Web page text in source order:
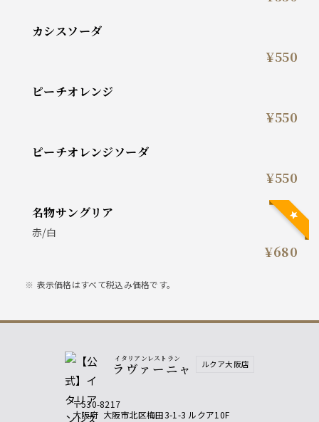
カシスソーダ
¥550
ピーチオレンジ
¥550
ピーチオレンジソーダ
¥550
名物サングリア
赤/白
¥680
表示価格はすべて税込み価格です。
イタリアンレストラン
ラヴァーニャ ルクア大阪店
〒530-8217
大阪府 大阪市北区梅田3-1-3 ルクア10F